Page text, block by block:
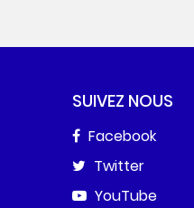
SUIVEZ NOUS
Facebook
Twitter
YouTube